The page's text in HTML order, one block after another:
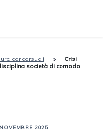
concorsuali
Crisi
società di comodo
2025